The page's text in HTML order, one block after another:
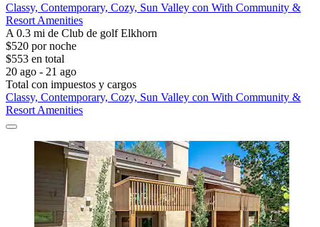
Classy, Contemporary, Cozy, Sun Valley con With Community &
Resort Amenities
A 0.3 mi de Club de golf Elkhorn
$520 por noche
$553 en total
20 ago - 21 ago
Total con impuestos y cargos
Classy, Contemporary, Cozy, Sun Valley con With Community &
Resort Amenities